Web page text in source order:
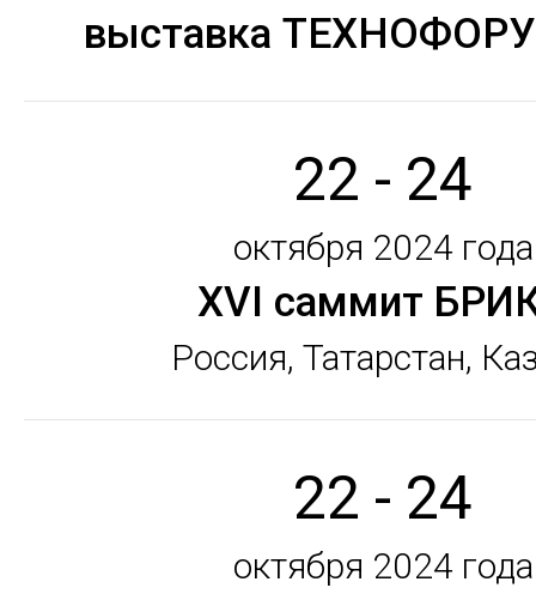
выставка
22 - 24
октября 2024 года
XVI саммит
Россия, Татарстан,
22 - 24
октября 2024 года